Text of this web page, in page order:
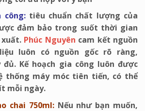
công: tiêu chuẩn chất lượng của
đảm bảo trong suốt thời gian
Phúc Nguyên cam kết nguồn
luôn có nguồn gốc rõ ràng,
Kế hoạch gia công luôn được
thống máy móc tiên tiến, có thể
mỗi ngày.
chai 750ml: Nếu như bạn muốn,